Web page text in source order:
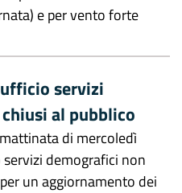
e per vento forte
servizi
al pubblico
di mercoledì
demografici non
un aggiornamento dei